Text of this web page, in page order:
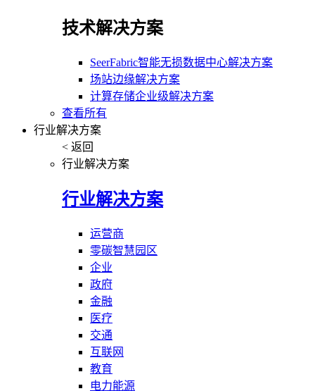
技术解决方案
SeerFabric智能无损数据中心解决方案
场站边缘解决方案
计算存储企业级解决方案
查看所有
行业解决方案
< 返回
行业解决方案
行业解决方案
运营商
零碳智慧园区
企业
政府
金融
医疗
交通
互联网
教育
电力能源